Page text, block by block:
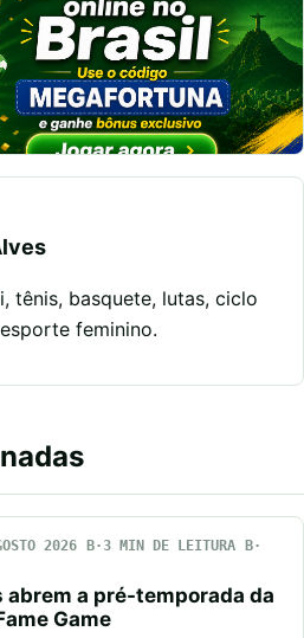
tênis, basquete, lutas, ciclo
feminino.
2026
3 MIN DE LEITURA
abrem a pré-temporada da
Game